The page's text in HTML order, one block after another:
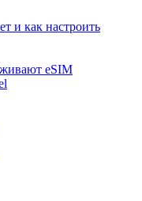
и как настроить
eSIM